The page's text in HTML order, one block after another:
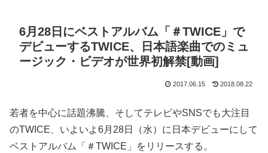
6月28日にベストアルバム「＃TWICE」で
デビューするTWICE、日本語楽曲でのミュ
ージック・ビデオが世界初解禁[動画]
2017.06.15 2018.08.22
若者を中心に話題沸騰、そしてテレビやSNSでも大注目
のTWICE、いよいよ6月28日（水）に日本デビューにして
ベストアルバム「＃TWICE」をリリースする。